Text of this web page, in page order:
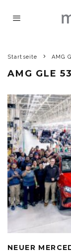
Startseite AMG
AMG GLE
NEUER